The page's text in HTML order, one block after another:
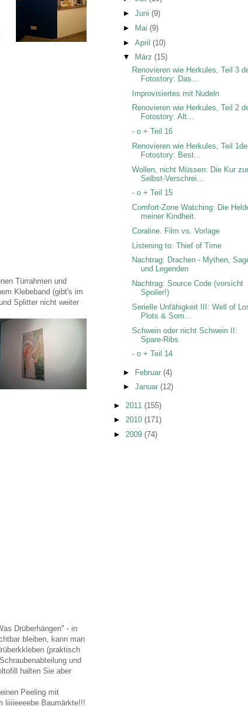
Türrahmen und
Klebeband (gibt's im
Splitter nicht weiter
Drüberhängen" - in
bleiben, kann man
(praktisch
und
halten Sie aber
Peeling mit
liiiieeeebe Baumärkte!!!
► Juni (9)
►
Mai (9)
► April (10)
▼
März (15)
Renovieren wie Herkules, Teil 3
Fotostory: Das...
Improvisiertes mit Nudeln
Renovieren wie Herkules, Teil 2
Fotostory: Alt...
- o + Teil 16
Renovieren wie Herkules, Teil
Fotostory: Best...
Wollen, nicht Müssen: Die Kur
Selbst-Verschrei...
- o + Teil 15
Comfort-Zone Watching: Die
meiner Kindheit.
Coraline. Film vs. Vorlage
Listening to: Thief of Time
Nachtrag: Drachen - Mythen,
und Legenden
Nachtrag: Source Code (vorsicht
Spoiler!)
Serielle Unfähigkeit III: Well of
Plots & Som...
Schwein oder nicht Schwein II:
Spare-Ribs
- o + Teil 14
► Februar (4)
► Januar (12)
► 2011 (155)
► 2010 (171)
► 2009 (74)